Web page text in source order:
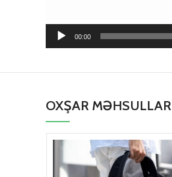
00:00
OXŞAR MƏHSULLAR